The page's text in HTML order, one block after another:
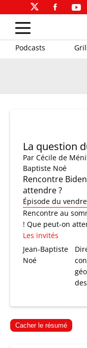
Podcasts
La question
Par Cécile de
Baptiste Noé
Rencontre
attendre ?
Épisode du
Rencontre au
! Que peut-on
Les invités
Jean-Baptiste
Noé
Cacher le résumé